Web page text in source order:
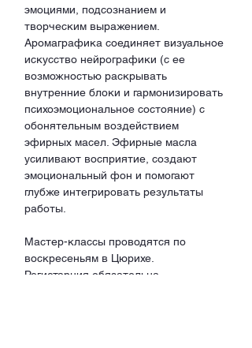
эмоциями, подсознанием и
творческим выражением.
Аромаграфика соединяет визуальное
искусство нейрографики (с ее
возможностью раскрывать
внутренние блоки и гармонизировать
психоэмоциональное состояние) с
обонятельным воздействием
эфирных масел. Эфирные масла
усиливают восприятие, создают
эмоциональный фон и помогают
глубже интегрировать результаты
работы.
Мастер-классы проводятся по
воскресеньям в Цюрихе.
Регистарция обязательна.